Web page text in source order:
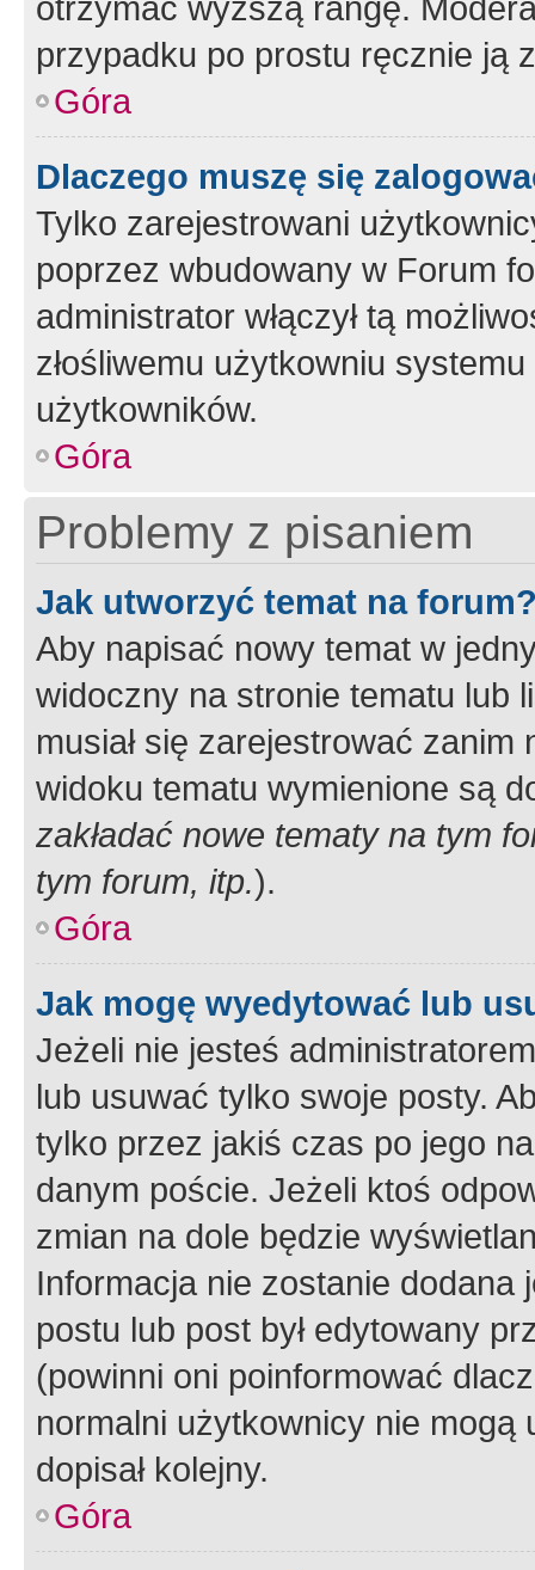
przypadku po prostu ręcznie ją
Góra
Dlaczego muszę się
Tylko zarejestrowani
poprzez wbudowany w Forum
administrator włączył tą
złośliwemu użytkowniu
użytkowników.
Góra
Problemy z pisaniem
Jak utworzyć temat na
Aby napisać nowy temat w
widoczny na stronie tematu lub
musiał się zarejestrować
widoku tematu wymienione są
zakładać nowe tematy na tym
tym forum, itp.).
Góra
Jak mogę wyedytować lub
Jeżeli nie jesteś
lub usuwać tylko swoje posty.
tylko przez jakiś czas po jego
danym poście. Jeżeli ktoś
zmian na dole będzie
Informacja nie zostanie dodana
postu lub post był edytowany
(powinni oni poinformować
normalni użytkownicy nie
dopisał kolejny.
Góra